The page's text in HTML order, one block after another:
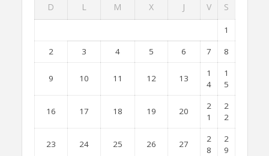
D L M X J V S
1
2
3 4 5 6 7 8
9 10 11 12 13
1
4
1
5
16 17 18 19 20
2
1
2
2
23 24 25 26 27
2
8
2
9